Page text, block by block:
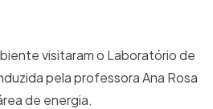
visitaram o Laboratório de
pela professora Ana Rosa
de energia.